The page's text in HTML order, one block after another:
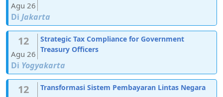
Agu 26
Di Jakarta
12
Agu 26
Strategic Tax Compliance for Government
Treasury Officers
Di Yogyakarta
12 Transformasi Sistem Pembayaran Lintas Negara